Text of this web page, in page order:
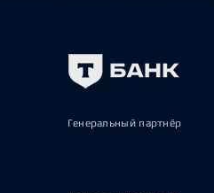
Генеральный партнёр